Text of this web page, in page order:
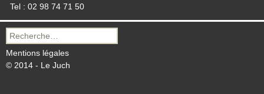
Tel : 02 98 74 71 50
Recherche
pour :
Mentions légales
© 2014 - Le Juch